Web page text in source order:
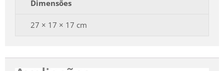
Dimensões
27 × 17 × 17 cm